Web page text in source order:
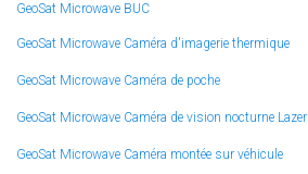
GeoSat Microwave BUC
GeoSat Microwave Caméra d'imagerie thermique
GeoSat Microwave Caméra de poche
GeoSat Microwave Caméra de vision nocturne Lazer
GeoSat Microwave Caméra montée sur véhicule